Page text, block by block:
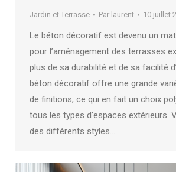
Jardin et Terrasse Par laurent 10 juillet
Le béton décoratif est devenu un
pour l’aménagement des terrasses
plus de sa durabilité et de sa facilité
béton décoratif offre une grande
de finitions, ce qui en fait un choix
tous les types d’espaces extérieurs.
des différents styles…